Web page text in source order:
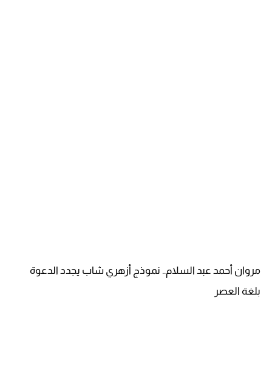
مروان أحمد عبد السلام.. نموذج أزهري شاب يجدد الدعوة
بلغة العصر